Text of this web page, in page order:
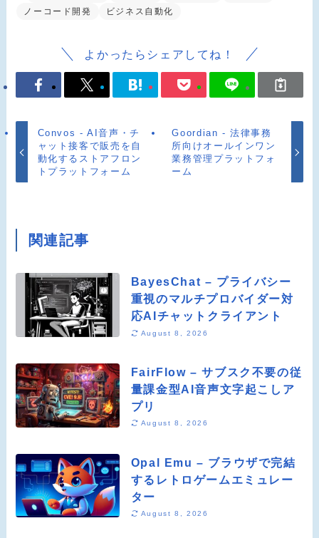
ノーコード開発
ビジネス自動化
よかったらシェアしてね！
Convos - AI音声・チ
ャット接客で販売を自
動化するストアフロン
トプラットフォーム
Goordian - 法律事務
所向けオールインワン
業務管理プラットフォ
ーム
関連記事
BayesChat – プライバシー
重視のマルチプロバイダー対
応AIチャットクライアント
August 8, 2026
FairFlow – サブスク不要の従
量課金型AI音声文字起こしア
プリ
August 8, 2026
Opal Emu – ブラウザで完結
するレトロゲームエミュレー
ター
August 8, 2026